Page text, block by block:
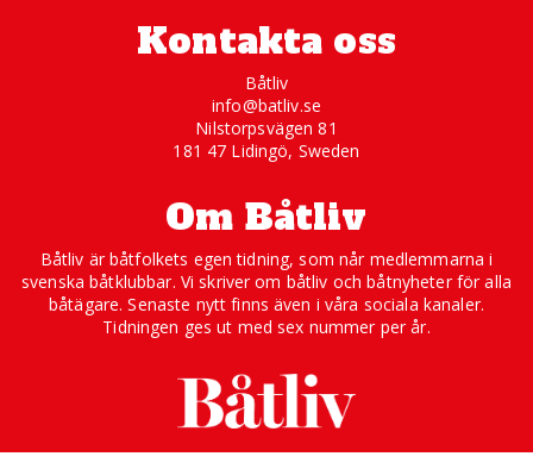
Kontakta oss
Båtliv
info@batliv.se
Nilstorpsvägen 81
181 47 Lidingö, Sweden
Om Båtliv
Båtliv är båtfolkets egen tidning, som når medlemmarna i
svenska båtklubbar. Vi skriver om båtliv och båtnyheter för alla
båtägare. Senaste nytt finns även i våra sociala kanaler.
Tidningen ges ut med sex nummer per år.